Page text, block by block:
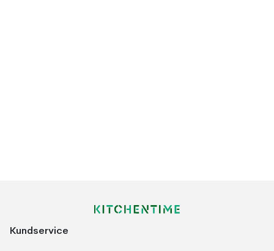
Kundservice